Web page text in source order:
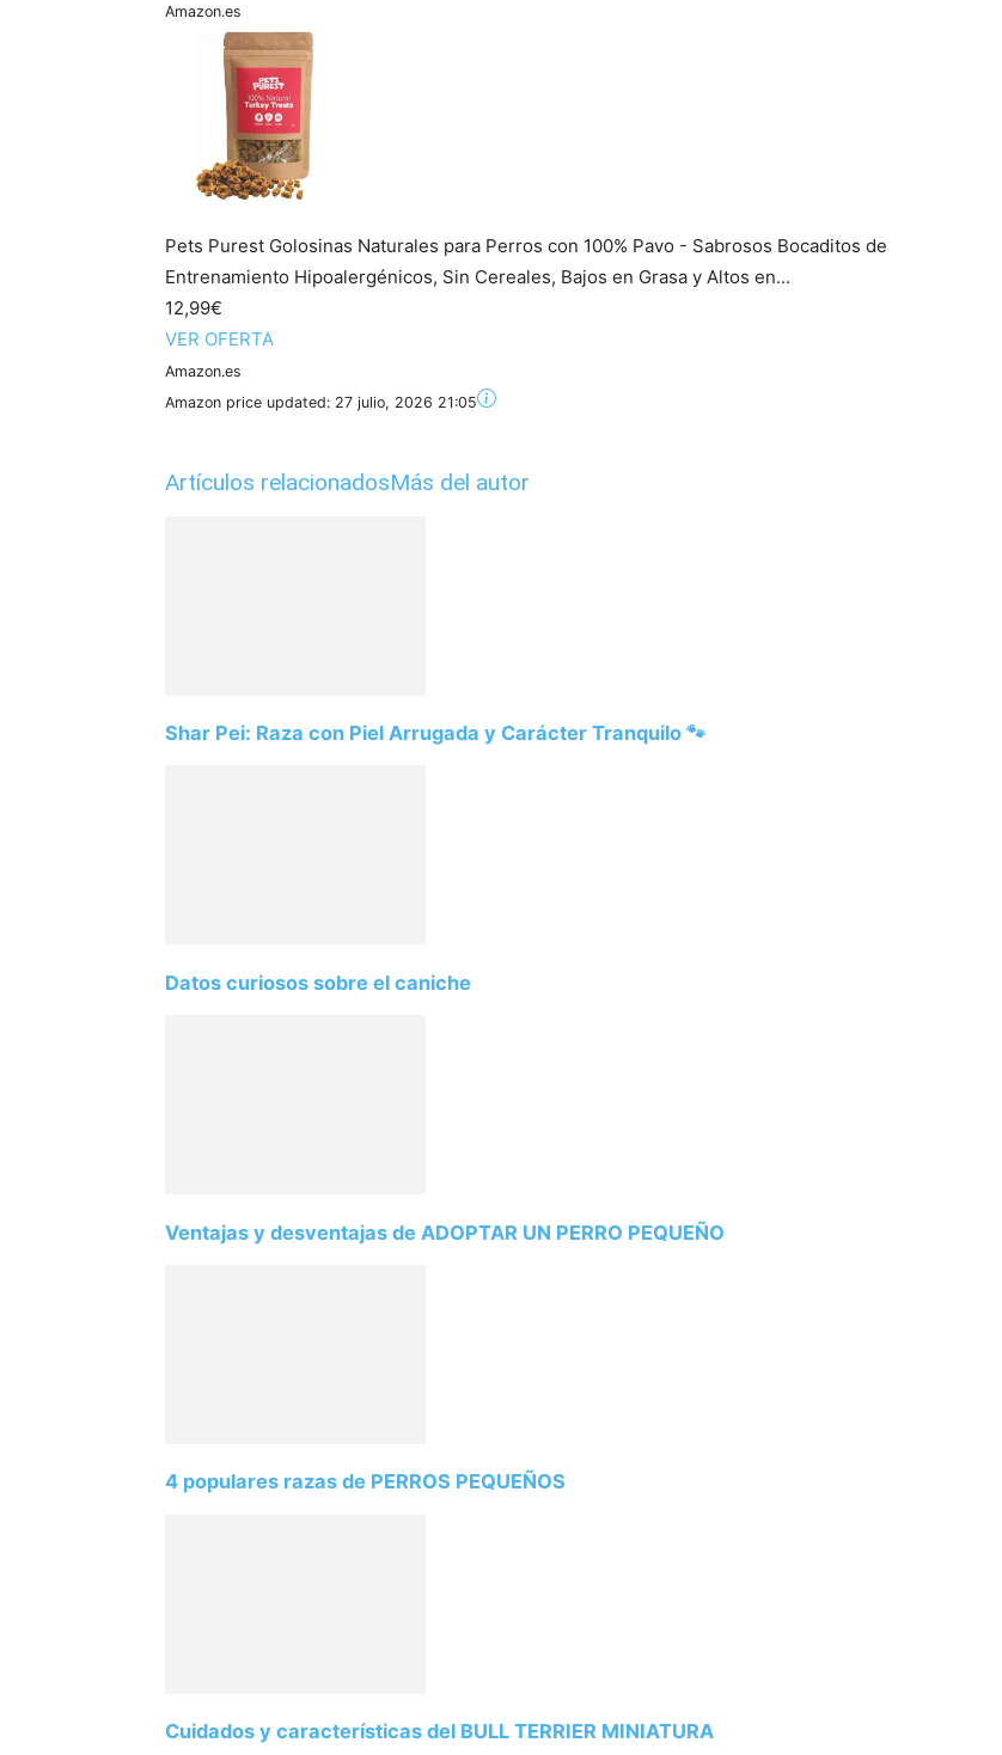
Amazon.es
Pets Purest Golosinas Naturales para Perros con 100% Pavo - Sabrosos Bocaditos de
Entrenamiento Hipoalergénicos, Sin Cereales, Bajos en Grasa y Altos en...
12,99€
VER OFERTA
Amazon.es
Amazon price updated: 27 julio, 2026 21:05
Artículos relacionadosMás del autor
Shar Pei: Raza con Piel Arrugada y Carácter Tranquilo 🐾
Datos curiosos sobre el caniche
Ventajas y desventajas de ADOPTAR UN PERRO PEQUEÑO
4 populares razas de PERROS PEQUEÑOS
Cuidados y características del BULL TERRIER MINIATURA